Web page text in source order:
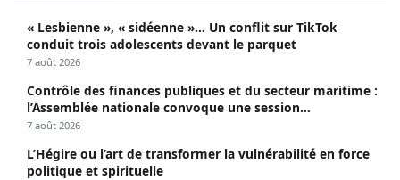
« Lesbienne », « sidéenne »… Un conflit sur TikTok
conduit trois adolescents devant le parquet
7 août 2026
Contrôle des finances publiques et du secteur maritime :
l’Assemblée nationale convoque une session
extraordinaire
7 août 2026
L’Hégire ou l’art de transformer la vulnérabilité en force
politique et spirituelle